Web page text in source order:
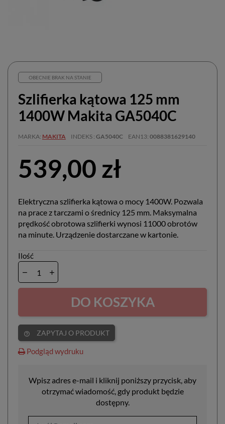
OBECNIE BRAK NA STANIE
Szlifierka kątowa 125 mm
1400W Makita GA5040C
MARKA MAKITA INDEKS GA5040C EAN13 0088381629140
539,00 zł
Elektryczna szlifierka kątowa o mocy 1400W. Pozwala
na prace z tarczami o średnicy 125 mm. Maksymalna
prędkość obrotowa szlifierki wynosi 11000 obrotów
na minute. Urządzenie dostarczane w kartonie.
Ilość
DO KOSZYKA
help_outline ZAPYTAJ O PRODUKT
Podgląd wydruku
Wpisz adres e-mail i kliknij poniższy przycisk, aby
otrzymać wiadomość, gdy produkt będzie
dostępny.